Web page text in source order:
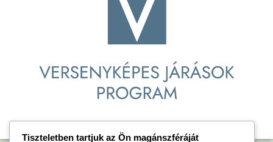
MEGNÉZEM A HATÁROZATOT!
Tiszteletben tartjuk az Ön magánszféráját